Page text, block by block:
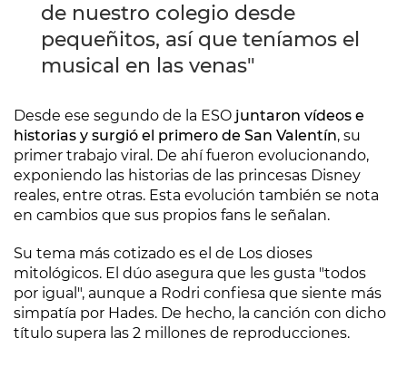
de nuestro colegio desde
pequeñitos, así que teníamos el
musical en las venas"
Desde ese segundo de la ESO juntaron vídeos e
historias y surgió el primero de San Valentín, su
primer trabajo viral. De ahí fueron evolucionando,
exponiendo las historias de las princesas Disney
reales, entre otras. Esta evolución también se nota
en cambios que sus propios fans le señalan.
Su tema más cotizado es el de Los dioses
mitológicos. El dúo asegura que les gusta "todos
por igual", aunque a Rodri confiesa que siente más
simpatía por Hades. De hecho, la canción con dicho
título supera las 2 millones de reproducciones.